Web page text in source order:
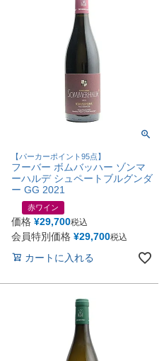
【パーカーポイント95点】
フーバー ボムバッハー ゾンマ
ーハルデ シュペートブルグンダ
ー GG 2021
赤ワイン
価格 ¥29,700税込
会員特別価格 ¥29,700税込
カートに入れる